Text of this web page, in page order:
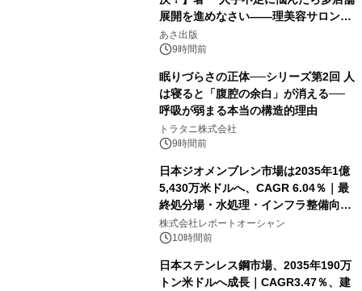
展開を進めなさい――理美容サロン
「多店舗展開」の教科書』2026年8月
24日（月）発売
あさ出版
9時間前
眠りづらさの正体──シリーズ第2回 人
は寝ると「腹腔の余白」が消える──
呼吸が弱まる本当の構造的理由
トラタニ株式会社
9時間前
日本ジオメンブレン市場は2035年1億
5,430万米ドルへ、CAGR 6.04％｜最
終処分場・水処理・インフラ整備向け
需要拡大
株式会社レポートオーシャン
10時間前
日本ステンレス鋼市場、2035年190万
トン米ドルへ成長｜CAGR3.47％、建